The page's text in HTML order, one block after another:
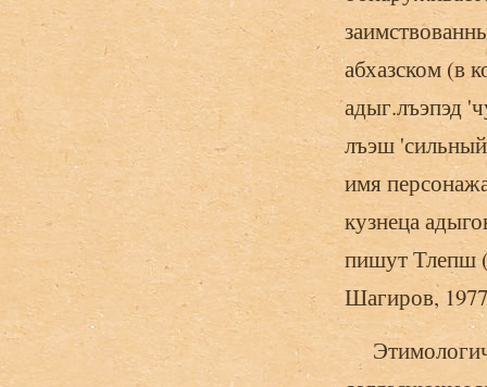
абхазском (в
адыг.лъэпэд
лъэш
имя
кузнеца
пишут Тлепш
Шагиров,